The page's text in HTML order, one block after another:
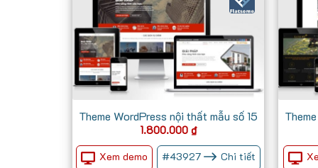
Theme WordPress nội thất mẫu số 15
1.800.000 ₫
Xem demo
#43927 Chi tiết